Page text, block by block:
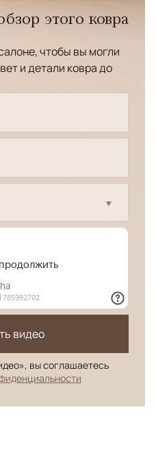
этого ковра
чтобы вы могли
и детали ковра до
видео
вы соглашаетесь